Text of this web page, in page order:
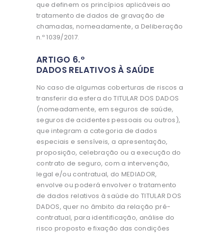
que definem os princípios aplicáveis ao
tratamento de dados de gravação de
chamadas, nomeadamente, a Deliberação
n.º 1039/2017.
ARTIGO 6.º
DADOS RELATIVOS À SAÚDE
No caso de algumas coberturas de riscos a
transferir da esfera do TITULAR DOS DADOS
(nomeadamente, em seguros de saúde,
seguros de acidentes pessoais ou outros),
que integram a categoria de dados
especiais e sensíveis, a apresentação,
proposição, celebração ou a execução do
contrato de seguro, com a intervenção,
legal e/ou contratual, do MEDIADOR,
envolve ou poderá envolver o tratamento
de dados relativos à saúde do TITULAR DOS
DADOS, quer no âmbito da relação pré-
contratual, para identificação, análise do
risco proposto e fixação das condições